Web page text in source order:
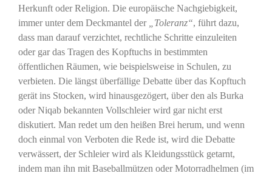
Herkunft oder Religion. Die europäische Nachgiebigkeit,
immer unter dem Deckmantel der
Toleranz“, führt dazu,
dass man darauf verzichtet, rechtliche Schritte einzuleiten
oder gar das Tragen des Kopftuchs in bestimmten
öffentlichen Räumen, wie beispielsweise in Schulen, zu
verbieten. Die längst überfällige Debatte über das Kopftuch
gerät ins Stocken, wird hinausgezögert, über den als Burka
oder Niqab bekannten Vollschleier wird gar nicht erst
diskutiert. Man redet um den heißen Brei herum, und wenn
doch einmal von Verboten die Rede ist, wird die Debatte
verwässert, der Schleier wird als Kleidungsstück getarnt,
indem man ihn mit Baseballmützen oder Motorradhelmen (im